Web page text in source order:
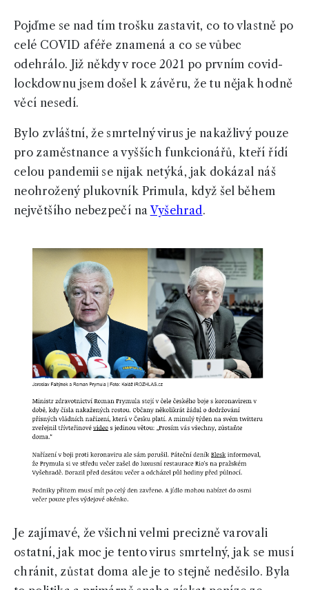
Pojďme se nad tím trošku zastavit, co to vlastně po
celé COVID aféře znamená a co se vůbec
odehrálo. Již někdy v roce 2021 po prvním covid-
lockdownu jsem došel k závěru, že tu nějak hodně
věcí nesedí.
Bylo zvláštní, že smrtelný virus je nakažlivý pouze
pro zaměstnance a vyšších funkcionářů, kteří řídí
celou pandemii se nijak netýká, jak dokázal náš
neohrožený plukovník Primula, když šel během
největšího nebezpečí naVyšehrad.
Je zajímavé, že všichni velmi precizně varovali
ostatní, jak moc je tento virus smrtelný, jak se musí
chránit, zůstat doma ale je to stejně neděsilo. Byla